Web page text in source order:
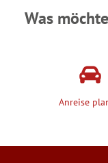
Was
Anreise